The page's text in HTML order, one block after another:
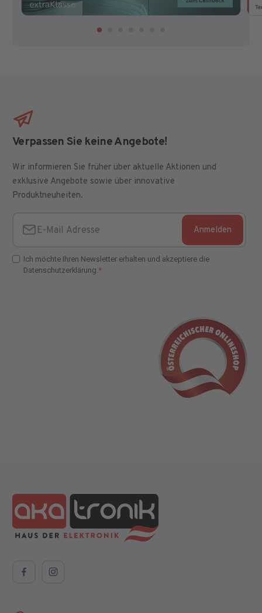
Verpassen Sie keine Angebote!
Wir informieren Sie früher über aktuelle Aktionen und
exklusive Angebote sowie über innovative
Produktneuheiten.
Ich möchte Ihren Newsletter erhalten und akzeptiere die
Datenschutzerklärung.
Anmelden